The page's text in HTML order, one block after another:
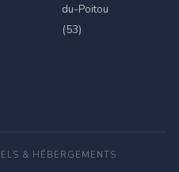
du-Poitou
(53)
& HÉBERGEMENTS